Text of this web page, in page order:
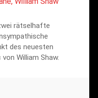
rätselhafte
des neuesten
William Shaw.